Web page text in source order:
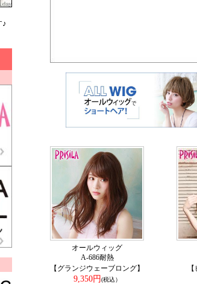
♪
オールウィッグ
A-686耐熱
【グランジウェーブロング】
9,350円(税込）